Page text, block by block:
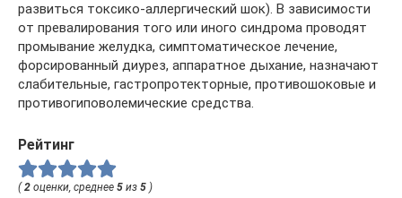
развиться токсико-аллергический шок). В зависимости
от превалирования того или иного синдрома проводят
промывание желудка, симптоматическое лечение,
форсированный диурез, аппаратное дыхание, назначают
слабительные, гастропротекторные, противошоковые и
противогиповолемические средства.
Рейтинг
( 2 оценки, среднее 5 из 5 )